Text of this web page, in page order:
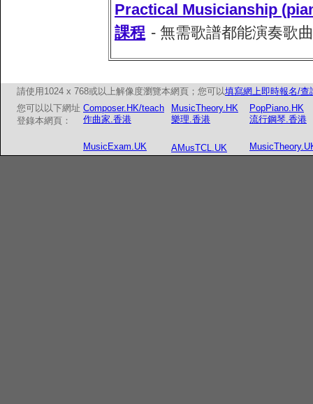
Practical Musicianship
課程 - 無需歌譜都能演奏歌曲
請使用1024 x 768或以上解像度瀏覽本網頁；您可以填寫網上即時報名/查
您可以以下網址
登錄本網頁：
Composer.HK/teach
作曲家.香港
MusicTheory.HK
樂理.香港
PopPiano.HK
流行鋼琴.香港
MusicExam.UK AMusTCL.UK